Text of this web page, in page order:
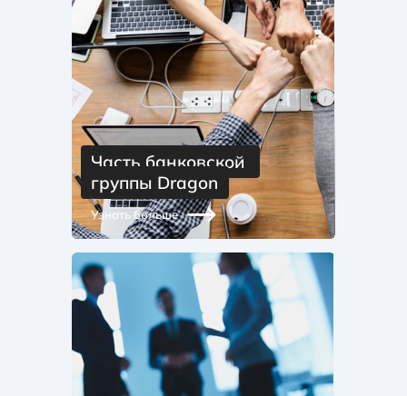
Часть банковской
группы Dragon
Узнать больше